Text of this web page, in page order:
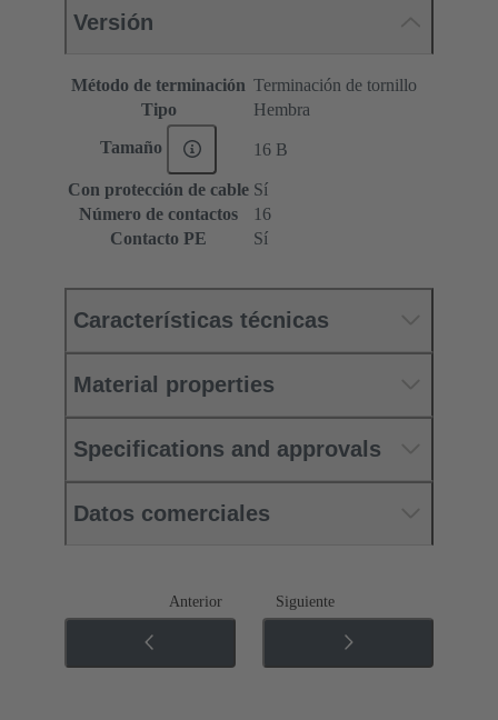
Versión
Método de terminación Terminación de tornillo
Tipo
Hembra
Tamaño 16 B
Con protección de cable Sí
Número de contactos
16
Contacto PE
Sí
Características técnicas
Material properties
Specifications and approvals
Datos comerciales
Anterior Siguiente